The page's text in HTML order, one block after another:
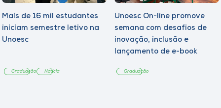
Mais de 16 mil estudantes
iniciam semestre letivo na
Unoesc
Graduação Notícia
Unoesc On-line promove
semana com desafios de
inovação, inclusão e
lançamento de e-book
Graduação